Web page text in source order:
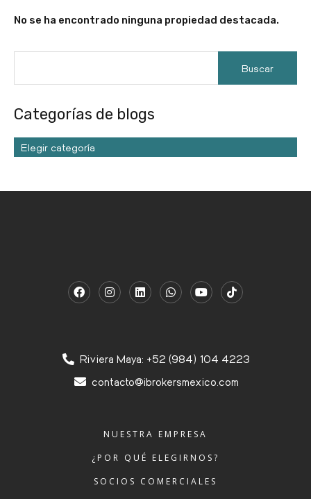
No se ha encontrado ninguna propiedad destacada.
Categorías de blogs
Elegir categoría
Riviera Maya: +52 (984) 104 4223
contacto@ibrokersmexico.com
NUESTRA EMPRESA
¿POR QUÉ ELEGIRNOS?
SOCIOS COMERCIALES